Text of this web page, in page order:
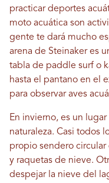
practicar deportes
moto acuática son
gente te dará mucho
arena de Steinaker es
tabla de paddle surf o
hasta el pantano en el
para observar aves
En invierno, es un
naturaleza. Casi todos
propio sendero
y raquetas de nieve.
despejar la nieve del